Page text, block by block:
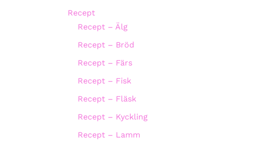
Recept
Recept – Älg
Recept – Bröd
Recept – Färs
Recept – Fisk
Recept – Fläsk
Recept – Kyckling
Recept – Lamm